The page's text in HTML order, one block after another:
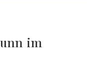
im